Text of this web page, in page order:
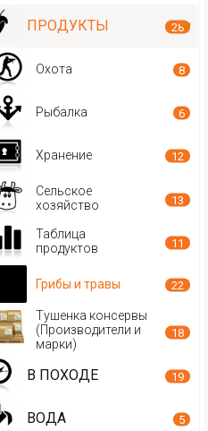
ПРОДУКТЫ 28
Охота 8
Рыбалка 6
Хранение 12
Сельское
хозяйство
13
Таблица
продуктов
11
Грибы и травы 22
Тушенка консервы
(Производители и
марки)
18
В ПОХОДЕ 19
ВОДА 5